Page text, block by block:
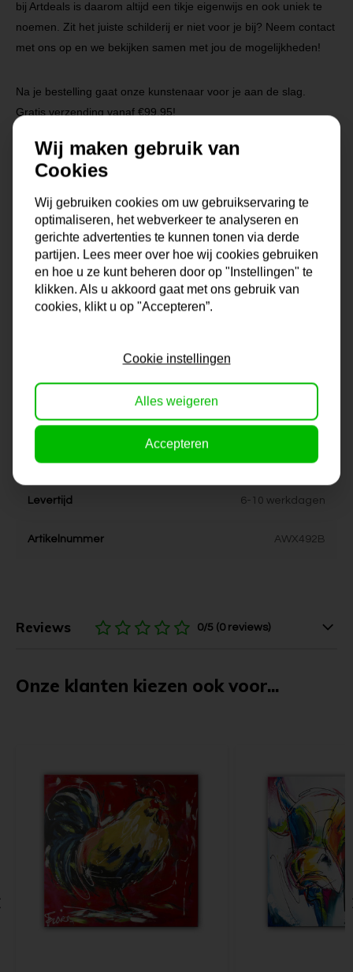
bij Artdeals is daarom altijd een tikje eigenwijs en ook uniek te
noemen. Zit het juiste schilderij er niet voor je bij? Neem contact
met ons op en we bekijken samen met jou de mogelijkheden!
Na je bestelling gaat onze kunstenaar voor je aan de slag.
Gratis verzending vanaf €99,95!
Specificaties
Maat 0x0x0 cm
Korte omschrijving
Origineel schilderij van onze
eigen kunstenaars
geel, wit, groen, blauw, rose,
paars
Levertijd 6-10 werkdagen
Artikelnummer AWX492B
Reviews 0/5 (0 reviews)
Onze klanten kiezen ook voor...
Wij maken gebruik van
Cookies
Wij gebruiken cookies om uw gebruikservaring te
optimaliseren, het webverkeer te analyseren en
gerichte advertenties te kunnen tonen via derde
partijen. Lees meer over hoe wij cookies gebruiken
en hoe u ze kunt beheren door op "Instellingen" te
klikken. Als u akkoord gaat met ons gebruik van
cookies, klikt u op "Accepteren”.
Cookie instellingen
Alles weigeren
Accepteren